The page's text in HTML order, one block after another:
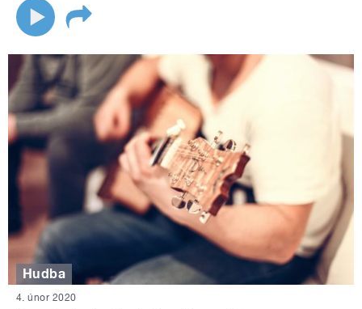
Hudba
4. únor 2020